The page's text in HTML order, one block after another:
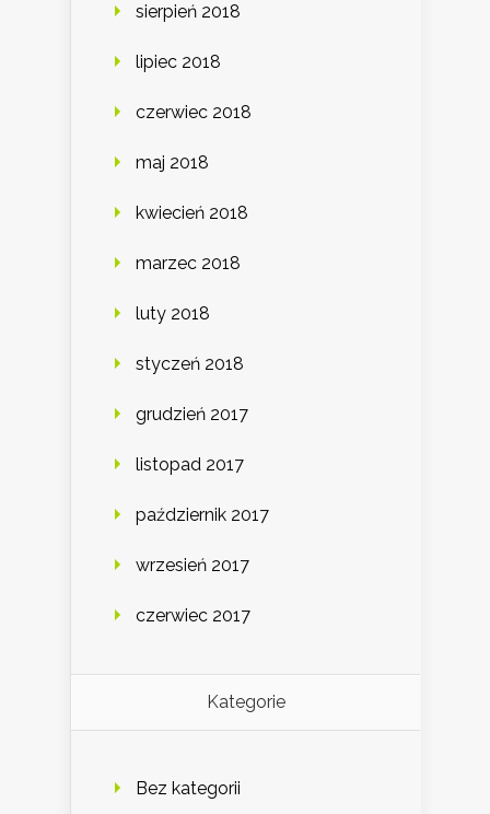
sierpień 2018
lipiec 2018
czerwiec 2018
maj 2018
kwiecień 2018
marzec 2018
luty 2018
styczeń 2018
grudzień 2017
listopad 2017
październik 2017
wrzesień 2017
czerwiec 2017
Kategorie
Bez kategorii